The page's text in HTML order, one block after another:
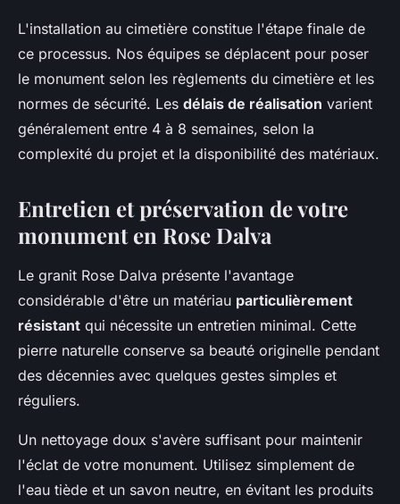
L'installation au cimetière constitue l'étape finale de
ce processus. Nos équipes se déplacent pour poser
le monument selon les règlements du cimetière et les
normes de sécurité. Les délais de réalisation varient
généralement entre 4 à 8 semaines, selon la
complexité du projet et la disponibilité des matériaux.
Entretien et préservation de votre
monument en Rose Dalva
Le granit Rose Dalva présente l'avantage
considérable d'être un matériau particulièrement
résistant qui nécessite un entretien minimal. Cette
pierre naturelle conserve sa beauté originelle pendant
des décennies avec quelques gestes simples et
réguliers.
Un nettoyage doux s'avère suffisant pour maintenir
l'éclat de votre monument. Utilisez simplement de
l'eau tiède et un savon neutre, en évitant les produits